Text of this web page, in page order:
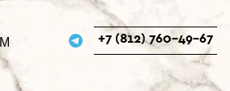
+7 (812) 760-49-67